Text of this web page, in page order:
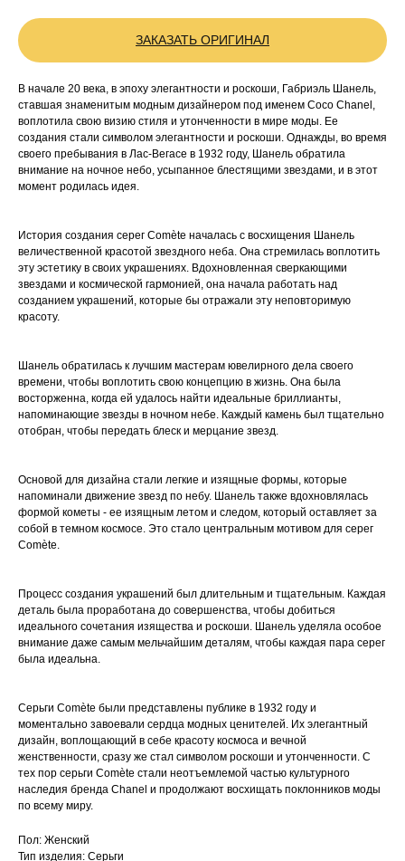
ЗАКАЗАТЬ ОРИГИНАЛ
В начале 20 века, в эпоху элегантности и роскоши, Габриэль Шанель,
ставшая знаменитым модным дизайнером под именем Coco Chanel,
воплотила свою визию стиля и утонченности в мире моды. Ее
создания стали символом элегантности и роскоши. Однажды, во время
своего пребывания в Лас-Вегасе в 1932 году, Шанель обратила
внимание на ночное небо, усыпанное блестящими звездами, и в этот
момент родилась идея.
История создания серег Comète началась с восхищения Шанель
величественной красотой звездного неба. Она стремилась воплотить
эту эстетику в своих украшениях. Вдохновленная сверкающими
звездами и космической гармонией, она начала работать над
созданием украшений, которые бы отражали эту неповторимую
красоту.
Шанель обратилась к лучшим мастерам ювелирного дела своего
времени, чтобы воплотить свою концепцию в жизнь. Она была
восторженна, когда ей удалось найти идеальные бриллианты,
напоминающие звезды в ночном небе. Каждый камень был тщательно
отобран, чтобы передать блеск и мерцание звезд.
Основой для дизайна стали легкие и изящные формы, которые
напоминали движение звезд по небу. Шанель также вдохновлялась
формой кометы - ее изящным летом и следом, который оставляет за
собой в темном космосе. Это стало центральным мотивом для серег
Comète.
Процесс создания украшений был длительным и тщательным. Каждая
деталь была проработана до совершенства, чтобы добиться
идеального сочетания изящества и роскоши. Шанель уделяла особое
внимание даже самым мельчайшим деталям, чтобы каждая пара серег
была идеальна.
Серьги Comète были представлены публике в 1932 году и
моментально завоевали сердца модных ценителей. Их элегантный
дизайн, воплощающий в себе красоту космоса и вечной
женственности, сразу же стал символом роскоши и утонченности. С
тех пор серьги Comète стали неотъемлемой частью культурного
наследия бренда Chanel и продолжают восхищать поклонников моды
по всему миру.
Пол: Женский
Тип изделия: Серьги